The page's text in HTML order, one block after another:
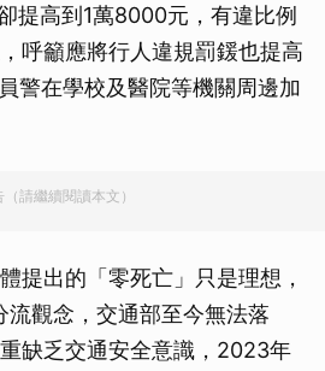
提高到1萬8000元，有違比例
呼籲應將行人違規罰鍰也提高
警在學校及醫院等機關周邊加
（請繼續閱讀本文）
提出的「零死亡」只是理想，
觀念，交通部至今無法落
缺乏交通安全意識，2023年